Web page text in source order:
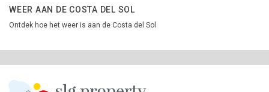
WEER AAN DE COSTA DEL SOL
Ontdek hoe het weer is aan de Costa del Sol